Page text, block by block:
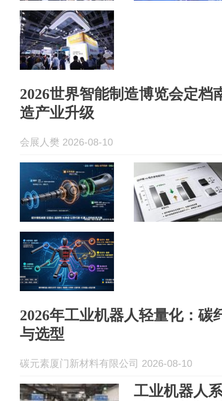
2026世界智能制造博览会定档
造产业升级
会展人樊 2026-08-10
2026年工业机器人轻量化：碳
与选型
碳元素厦门新材料有限公司 2026-08-10
工业机器人